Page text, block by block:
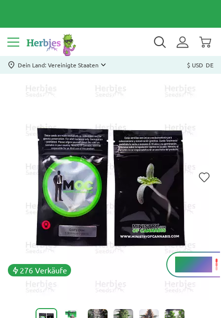
Dein Land: Vereinigte Staaten $ USD DE
276 Verkäufe
25 - 30 %
THC